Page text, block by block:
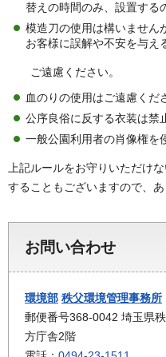
替えの時間のみ、設置する
模造刀の使用は構いません
お客様に誤解や不安を与え
ご遠慮ください。
血のりの使用はご遠慮くだ
公序良俗に反する衣装は禁
一般公園利用者の肖像権を
上記ルールをお守りいただけ
することもございますので、
お問い合わせ
環境部 秩父環境管理事務所
郵便番号368-0042 埼玉県
方庁舎2階